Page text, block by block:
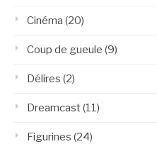
Cinéma (20)
Coup de gueule (9)
Délires (2)
Dreamcast(11)
Figurines (24)